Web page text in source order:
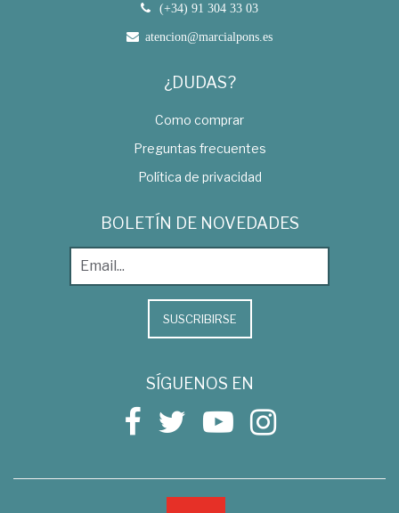
(+34) 91 304 33 03
atencion@marcialpons.es
¿DUDAS?
Como comprar
Preguntas frecuentes
Política de privacidad
BOLETÍN DE NOVEDADES
SUSCRIBIRSE
SÍGUENOS EN